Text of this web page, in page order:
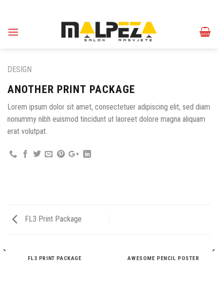
content
DESIGN
ANOTHER PRINT PACKAGE
Lorem ipsum dolor sit amet, consectetuer adipiscing elit, sed diam
nonummy nibh euismod tincidunt ut laoreet dolore magna aliquam
erat volutpat.
FL3 Print Package
FL3 PRINT PACKAGE AWESOME PENCIL POSTER